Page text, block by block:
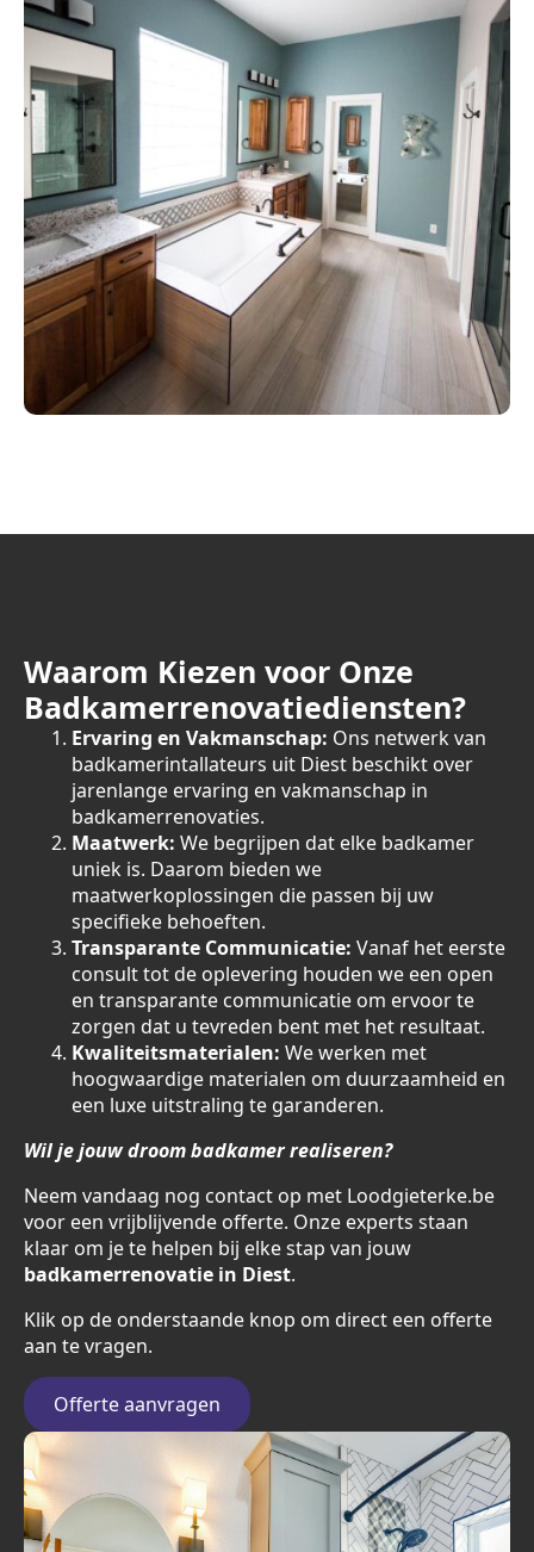
Waarom Kiezen voor Onze
Badkamerrenovatiediensten?
Ervaring en Vakmanschap: Ons netwerk van
badkamerintallateurs uit Diest beschikt over
jarenlange ervaring en vakmanschap in
badkamerrenovaties.
Maatwerk: We begrijpen dat elke badkamer
uniek is. Daarom bieden we
maatwerkoplossingen die passen bij uw
specifieke behoeften.
Transparante Communicatie: Vanaf het eerste
consult tot de oplevering houden we een open
en transparante communicatie om ervoor te
zorgen dat u tevreden bent met het resultaat.
Kwaliteitsmaterialen: We werken met
hoogwaardige materialen om duurzaamheid en
een luxe uitstraling te garanderen.
Wil je jouw droom badkamer realiseren?
Neem vandaag nog contact op met Loodgieterke.be
voor een vrijblijvende offerte. Onze experts staan
klaar om je te helpen bij elke stap van jouw
badkamerrenovatie in Diest.
Klik op de onderstaande knop om direct een offerte
aan te vragen.
Offerte aanvragen